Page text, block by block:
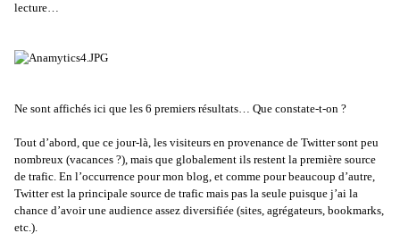
lecture…
Ne sont affichés ici que les 6 premiers résultats… Que constate-t-on ?
Tout d’abord, que ce jour-là, les visiteurs en provenance de Twitter sont peu
nombreux (vacances ?), mais que globalement ils restent la première source
de trafic. En l’occurrence pour mon blog, et comme pour beaucoup d’autre,
Twitter est la principale source de trafic mais pas la seule puisque j’ai la
chance d’avoir une audience assez diversifiée (sites, agrégateurs, bookmarks,
etc.).